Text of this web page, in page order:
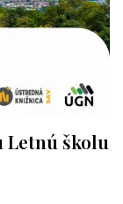
Letnú školu